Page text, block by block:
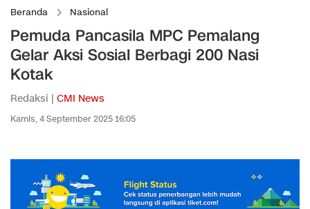
Beranda Nasional
Pemuda Pancasila MPC Pemalang
Gelar Aksi Sosial Berbagi 200 Nasi
Kotak
Redaksi | CMI News
Kamis, 4 September 2025 16:05